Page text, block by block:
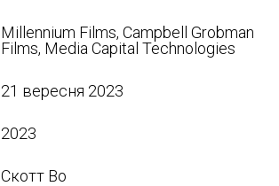
Millennium Films, Campbell Grobman
Films, Media Capital Technologies
21 вересня 2023
2023
Скотт Во